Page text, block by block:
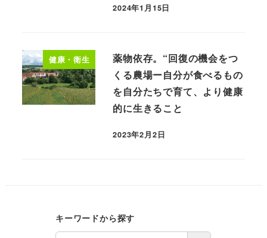
2024年1月15日
健康・衛生
薬物依存。“回復の機会をつ
くる農場ー自分が食べるもの
を自分たちで育て、より健康
的に生きること
2023年2月2日
キーワードから探す